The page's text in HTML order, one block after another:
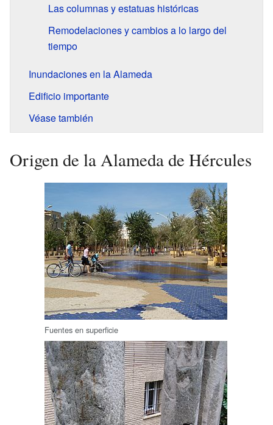
Las columnas y estatuas históricas
Remodelaciones y cambios a lo largo del
tiempo
Inundaciones en la Alameda
Edificio importante
Véase también
Origen de la Alameda de Hércules
Fuentes en superficie